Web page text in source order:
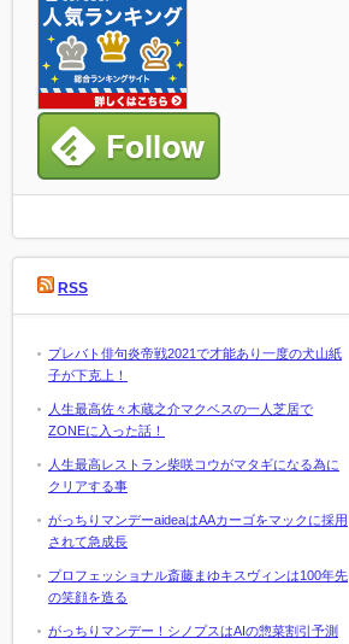
RSS
プレバト俳句炎帝戦2021で才能あり一度の犬山紙
子が下克上！
人生最高佐々木蔵之介マクベスの一人芝居で
ZONEに入った話！
人生最高レストラン柴咲コウがマタギになる為に
クリアする事
がっちりマンデーaideaはAAカーゴをマックに採用
されて急成長
プロフェッショナル斎藤まゆキスヴィンは100年先
の笑顔を造る
がっちりマンデー！シノプスはAIの惣菜割引予測